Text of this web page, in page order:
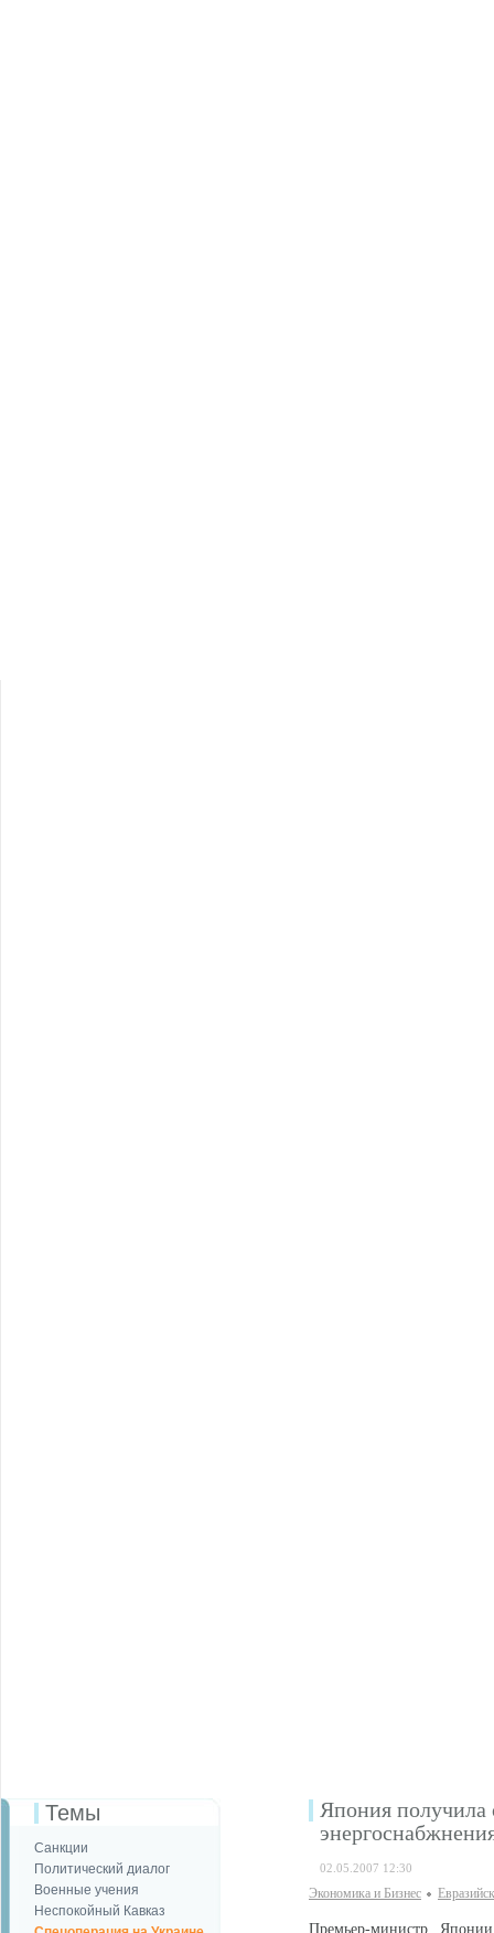
Темы
Санкции
Политический диалог
Военные учения
Неспокойный Кавказ
Япония получила
02.05.2007 12:30
Экономика и Бизнес
Премьер-министр